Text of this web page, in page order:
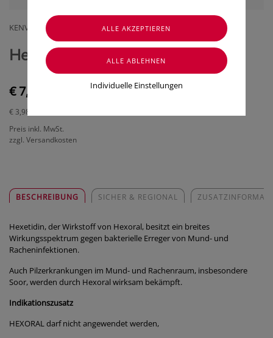
KENVUE AUSTRIA GMBH
Hexoral Lösung Z Gurgeln 200ml
€ 7,95
€ 3,98
Preis inkl. MwSt.
zzgl. Versandkosten
BESCHREIBUNG SICHER & REGIONAL
Hexetidin, der Wirkstoff von Hexoral, besitzt ein breites
Wirkungsspektrum gegen bakterielle Erreger von Mund- und
Racheninfektionen.
Auch Pilzerkrankungen im Mund- und Rachenraum, insbesondere
Soor, werden durch Hexoral wirksam bekämpft.
Indikationszusatz
HEXORAL darf nicht angewendet werden,
Individuelle Einstellungen